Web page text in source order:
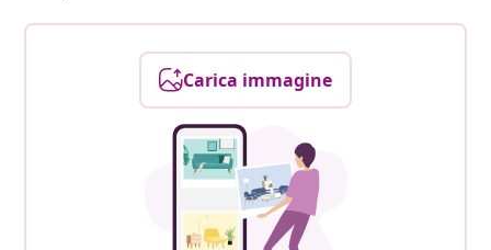
Carica immagine